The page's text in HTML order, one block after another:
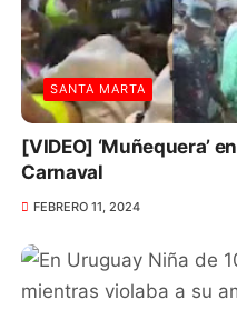
SANTA MARTA
[VIDEO] ‘Muñequera’
Carnaval
FEBRERO 11, 2024